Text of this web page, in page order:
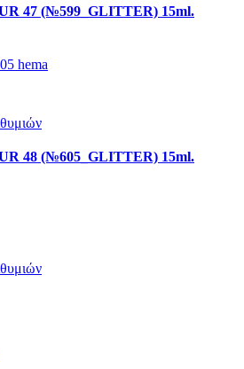
47 (№599_GLITTER) 15ml.
48 (№605_GLITTER) 15ml.